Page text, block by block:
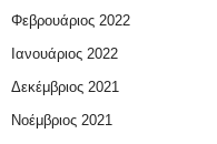
Φεβρουάριος 2022
Ιανουάριος 2022
Δεκέμβριος 2021
Νοέμβριος 2021